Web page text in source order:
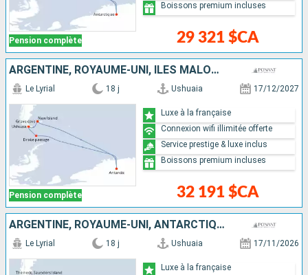
Pension complète 29 321 $CA
Boissons premium incluses
ARGENTINE, ROYAUME-UNI, ÎLES MALOUINES, ANTARCTIQUE
Pension complète
Le Lyrial 18 j Ushuaia 17/12/2027
32 191 $CA
Luxe à la française
Connexion wifi illimitée offerte
Service prestige & luxe inclus
Boissons premium incluses
ARGENTINE, ROYAUME-UNI, ANTARCTIQUE
Le Lyrial 18 j Ushuaia 17/11/2026
Luxe à la française